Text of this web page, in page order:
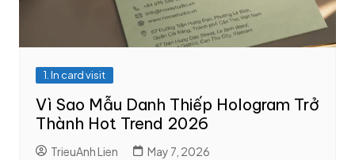
1. In card visit
Vì Sao Mẫu Danh Thiếp Hologram Trở
Thành Hot Trend 2026
TrieuAnh Lien May 7, 2026